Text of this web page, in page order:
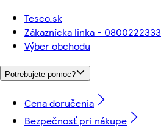
Tesco.sk
Zákaznícka linka - 0800222333
Výber obchodu
Potrebujete pomoc?
Cena doručenia
Bezpečnosť pri nákupe